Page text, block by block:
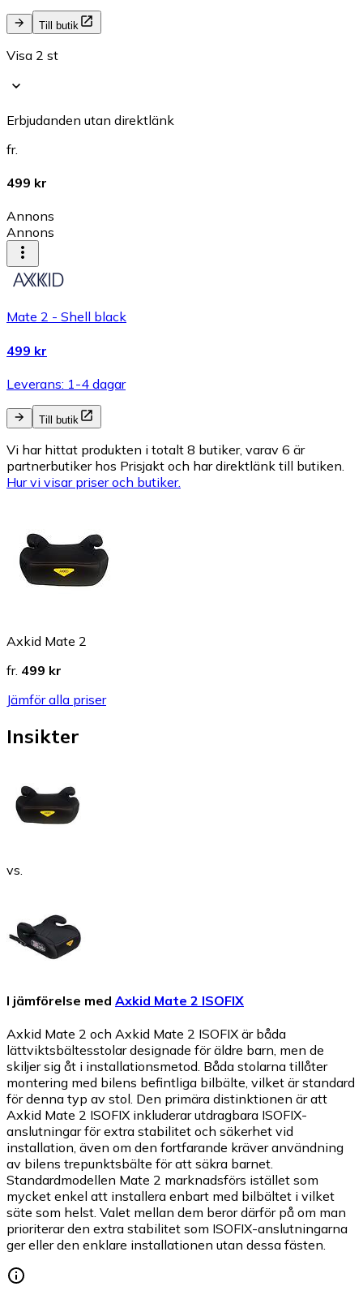
Till butik
Visa 2 st
Erbjudanden utan direktlänk
fr.
499 kr
Annons
Annons
Mate 2 - Shell black
499 kr
Leverans: 1-4 dagar
Till butik
Vi har hittat produkten i totalt 8 butiker, varav 6 är
partnerbutiker hos Prisjakt och har direktlänk till butiken.
Hur vi visar priser och butiker.
Axkid Mate 2
fr. 499 kr
Jämför alla priser
Insikter
vs.
I jämförelse med Axkid Mate 2 ISOFIX
Axkid Mate 2 och Axkid Mate 2 ISOFIX är båda
lättviktsbältesstolar designade för äldre barn, men de
skiljer sig åt i installationsmetod. Båda stolarna tillåter
montering med bilens befintliga bilbälte, vilket är standard
för denna typ av stol. Den primära distinktionen är att
Axkid Mate 2 ISOFIX inkluderar utdragbara ISOFIX-
anslutningar för extra stabilitet och säkerhet vid
installation, även om den fortfarande kräver användning
av bilens trepunktsbälte för att säkra barnet.
Standardmodellen Mate 2 marknadsförs istället som
mycket enkel att installera enbart med bilbältet i vilket
säte som helst. Valet mellan dem beror därför på om man
prioriterar den extra stabilitet som ISOFIX-anslutningarna
ger eller den enklare installationen utan dessa fästen.